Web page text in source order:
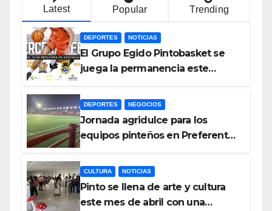
Latest Popular Trending
DEPORTES NOTICIAS
El Grupo Egido Pintobasket se
juega la permanencia este
Asturias
DEPORTES NEGOCIOS
Jornada agridulce para los
equipos pinteños en Preferente
Pinto bajo amenaza
CULTURA NOTICIAS
Pinto se llena de arte y cultura
este mes de abril con una